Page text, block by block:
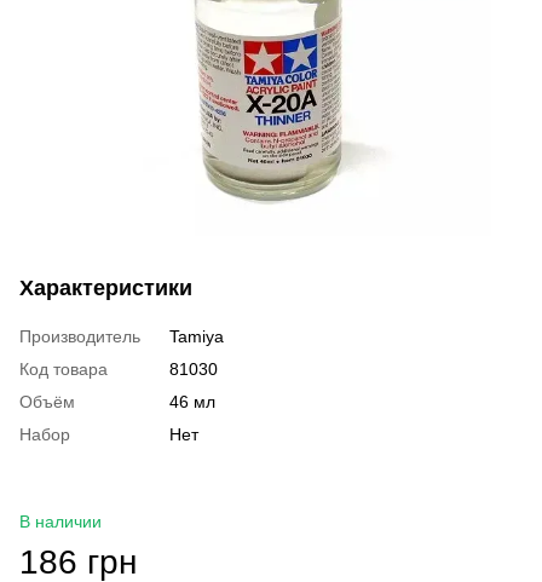
Характеристики
Производитель
Tamiya
Код товара
81030
Объём
46 мл
Набор
Нет
В наличии
186 грн